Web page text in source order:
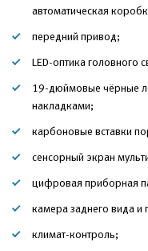
автоматическая
передний привод;
LED-оптика головного
19-дюймовые чёрные
накладками;
карбоновые вставки
сенсорный экран
цифровая приборная
камера заднего вида и
климат-контроль;